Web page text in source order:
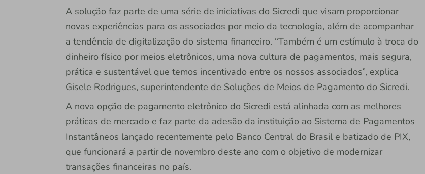
A solução faz parte de uma série de iniciativas do Sicredi que visam proporcionar
novas experiências para os associados por meio da tecnologia, além de acompanhar
a tendência de digitalização do sistema financeiro. “Também é um estímulo à troca do
dinheiro físico por meios eletrônicos, uma nova cultura de pagamentos, mais segura,
prática e sustentável que temos incentivado entre os nossos associados”, explica
Gisele Rodrigues, superintendente de Soluções de Meios de Pagamento do Sicredi.
A nova opção de pagamento eletrônico do Sicredi está alinhada com as melhores
práticas de mercado e faz parte da adesão da instituição ao Sistema de Pagamentos
Instantâneos lançado recentemente pelo Banco Central do Brasil e batizado de PIX,
que funcionará a partir de novembro deste ano com o objetivo de modernizar
transações financeiras no país.